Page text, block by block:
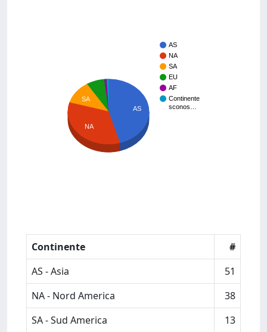
AS
NA
SA
EU
AF
Continente
sconos…
AS
SA
NA
Continente
#
AS - Asia
51
NA - Nord America
38
SA - Sud America
13